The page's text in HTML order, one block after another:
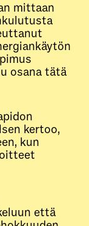
mittaan
osana tätä
kertoo,
kun
että